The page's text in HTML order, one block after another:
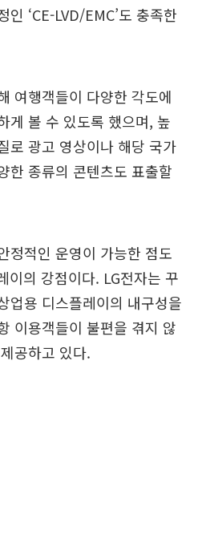
인 ‘CE-LVD/EMC’도 충족한
여행객들이 다양한 각도에
게 볼 수 있도록 했으며, 높
로 광고 영상이나 해당 국가
한 종류의 콘텐츠도 표출할
정적인 운영이 가능한 점도
이의 강점이다. LG전자는 꾸
업용 디스플레이의 내구성을
이용객들이 불편을 겪지 않
공하고 있다.